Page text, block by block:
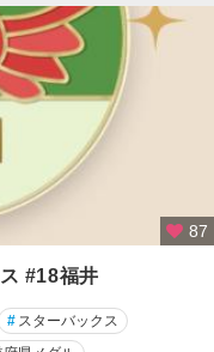
87
#18福井
# スターバックス